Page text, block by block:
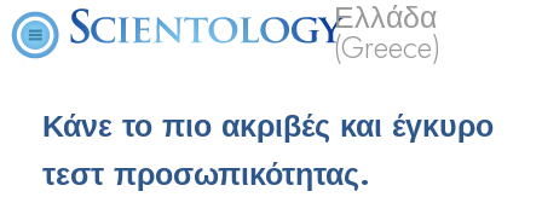
Ελλάδα
(Greece)
Κάνε το πιο ακριβές και έγκυρο
τεστ προσωπικότητας.